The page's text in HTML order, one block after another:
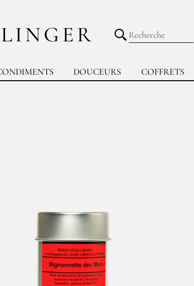
DOUCEURS COFFRETS
Lancer la recherche